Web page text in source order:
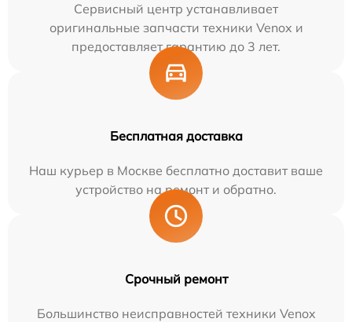
Сервисный центр устанавливает
оригинальные запчасти техники Venox и
предоставляет гарантию до 3 лет.
Бесплатная доставка
Наш курьер в Москве бесплатно доставит ваше
устройство на ремонт и обратно.
Срочный ремонт
Большинство неисправностей техники Venox